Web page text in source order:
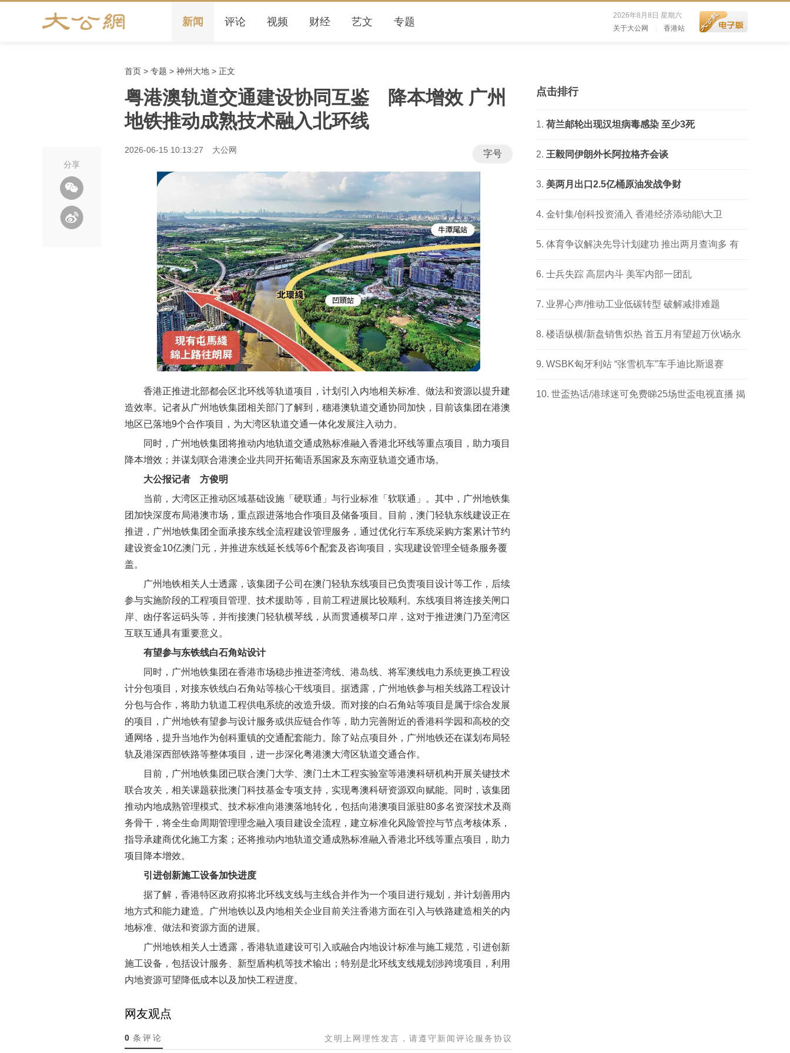
2026年8月8日 星期六
关于大公网
香港站
新闻 评论 视频 财经 艺文 专题
首页 > 专题 > 神州大地 > 正文
粤港澳轨道交通建设协同互鉴 降本增效 广州
地铁推动成熟技术融入北环线
2026-06-15 10:13:27 大公网 字号
分享
香港正推进北部都会区北环线等轨道项目，计划引入内地相关标准、做法和资源以提升建
造效率。记者从广州地铁集团相关部门了解到，穗港澳轨道交通协同加快，目前该集团在港澳
地区已落地9个合作项目，为大湾区轨道交通一体化发展注入动力。
同时，广州地铁集团将推动内地轨道交通成熟标准融入香港北环线等重点项目，助力项目
降本增效；并谋划联合港澳企业共同开拓葡语系国家及东南亚轨道交通市场。
大公报记者 方俊明
当前，大湾区正推动区域基础设施「硬联通」与行业标准「软联通」。其中，广州地铁集
团加快深度布局港澳市场，重点跟进落地合作项目及储备项目。目前，澳门轻轨东线建设正在
推进，广州地铁集团全面承接东线全流程建设管理服务，通过优化行车系统采购方案累计节约
建设资金10亿澳门元，并推进东线延长线等6个配套及咨询项目，实现建设管理全链条服务覆
盖。
广州地铁相关人士透露，该集团子公司在澳门轻轨东线项目已负责项目设计等工作，后续
参与实施阶段的工程项目管理、技术援助等，目前工程进展比较顺利。东线项目将连接关闸口
岸、凼仔客运码头等，并衔接澳门轻轨横琴线，从而贯通横琴口岸，这对于推进澳门乃至湾区
互联互通具有重要意义。
有望参与东铁线白石角站设计
同时，广州地铁集团在香港市场稳步推进荃湾线、港岛线、将军澳线电力系统更换工程设
计分包项目，对接东铁线白石角站等核心干线项目。据透露，广州地铁参与相关线路工程设计
分包与合作，将助力轨道工程供电系统的改造升级。而对接的白石角站等项目是属于综合发展
的项目，广州地铁有望参与设计服务或供应链合作等，助力完善附近的香港科学园和高校的交
通网络，提升当地作为创科重镇的交通配套能力。除了站点项目外，广州地铁还在谋划布局轻
轨及港深西部铁路等整体项目，进一步深化粤港澳大湾区轨道交通合作。
目前，广州地铁集团已联合澳门大学、澳门土木工程实验室等港澳科研机构开展关键技术
联合攻关，相关课题获批澳门科技基金专项支持，实现粤澳科研资源双向赋能。同时，该集团
推动内地成熟管理模式、技术标准向港澳落地转化，包括向港澳项目派驻80多名资深技术及商
务骨干，将全生命周期管理理念融入项目建设全流程，建立标准化风险管控与节点考核体系，
指导承建商优化施工方案；还将推动内地轨道交通成熟标准融入香港北环线等重点项目，助力
项目降本增效。
引进创新施工设备加快进度
据了解，香港特区政府拟将北环线支线与主线合并作为一个项目进行规划，并计划善用内
地方式和能力建造。广州地铁以及内地相关企业目前关注香港方面在引入与铁路建造相关的内
地标准、做法和资源方面的进展。
广州地铁相关人士透露，香港轨道建设可引入或融合内地设计标准与施工规范，引进创新
施工设备，包括设计服务、新型盾构机等技术输出；特别是北环线支线规划涉跨境项目，利用
内地资源可望降低成本以及加快工程进度。
网友观点
0 条评论 文明上网理性发言，请遵守新闻评论服务协议
点击排行
荷兰邮轮出现汉坦病毒感染 至少3死
王毅同伊朗外长阿拉格齐会谈
美两月出口2.5亿桶原油发战争财
金针集/创科投资涌入 香港经济添动能\大卫
体育争议解决先导计划建功 推出两月查询多 有
成功个案
士兵失踪 高层内斗 美军内部一团乱
业界心声/推动工业低碳转型 破解减排难题
楼语纵横/新盘销售炽热 首五月有望超万伙\杨永
健 WSBK匈牙利站 “张雪机车”车手迪比斯退赛
世盃热话/港球迷可免费睇25场世盃电视直播 揭